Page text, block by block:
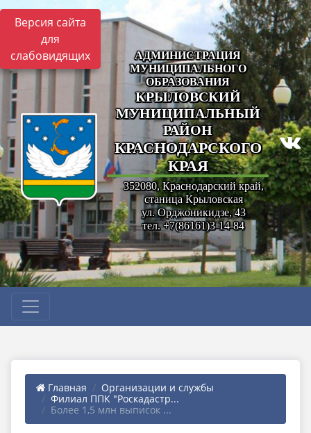
Версия сайта
для
слабовидящих
АДМИНИСТРАЦИЯ
МУНИЦИПАЛЬНОГО
ОБРАЗОВАНИЯ
КРЫЛОВСКИЙ
МУНИЦИПАЛЬНЫЙ
РАЙОН
КРАСНОДАРСКОГО
КРАЯ
352080, Краснодарский край,
станица Крыловская
ул. Орджоникидзе, 43
тел. +7(86161)3-14-84
Главная
Организации и службы
Филиал ППК "Роскадастр...
Более 1,5 млн выписок ...